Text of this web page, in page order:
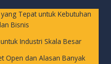
Tepat untuk Kebutuhan
Bisnis
Industri Skala Besar
Open dan Alasan Banyak